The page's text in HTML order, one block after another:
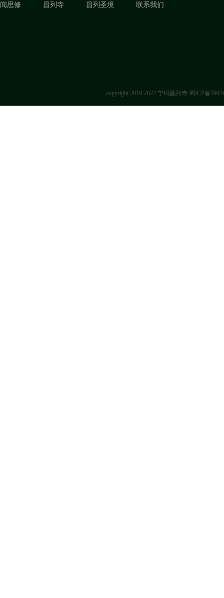
闻思修 昌列寺 昌列圣境 联系我们
copyright 2019-2022 宁玛昌列寺 蜀ICP备